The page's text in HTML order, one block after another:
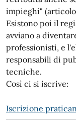
impieghi" (articolo
Esistono poi il
avviano a
professionisti, e
responsabili di
tecniche.
Così ci si iscrive:
Iscrizione